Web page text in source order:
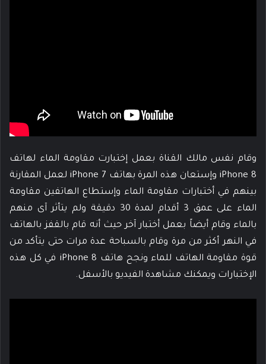
وقام نفس مالك القناة بعمل إختبارت مقاومة الماء لهاتف
iPhone 8 وإستعان هذه المرة بهاتف iPhone 7 لعمل المقارنة
بينهم في أختبارات مقاومة الماء وإستطاع الهاتفين مقاومة
الماء على عمق 3 أقدام لمدة 30 دقيقة ولم يتأثر آى منهم
بالماء وقام أيضاً بعمل أختبار آخر حيث أنه قام بالقفز بالهاتف
في النهر أكثر من مرة وقام بالسباحة عدة مرات حتى يتأكد من
قوة مقاومة الهاتف للماء ونجح هاتف iPhone 8 في كل هذه
الإختبارات ويمكنك مشاهدة الفيديو بالأسفل.